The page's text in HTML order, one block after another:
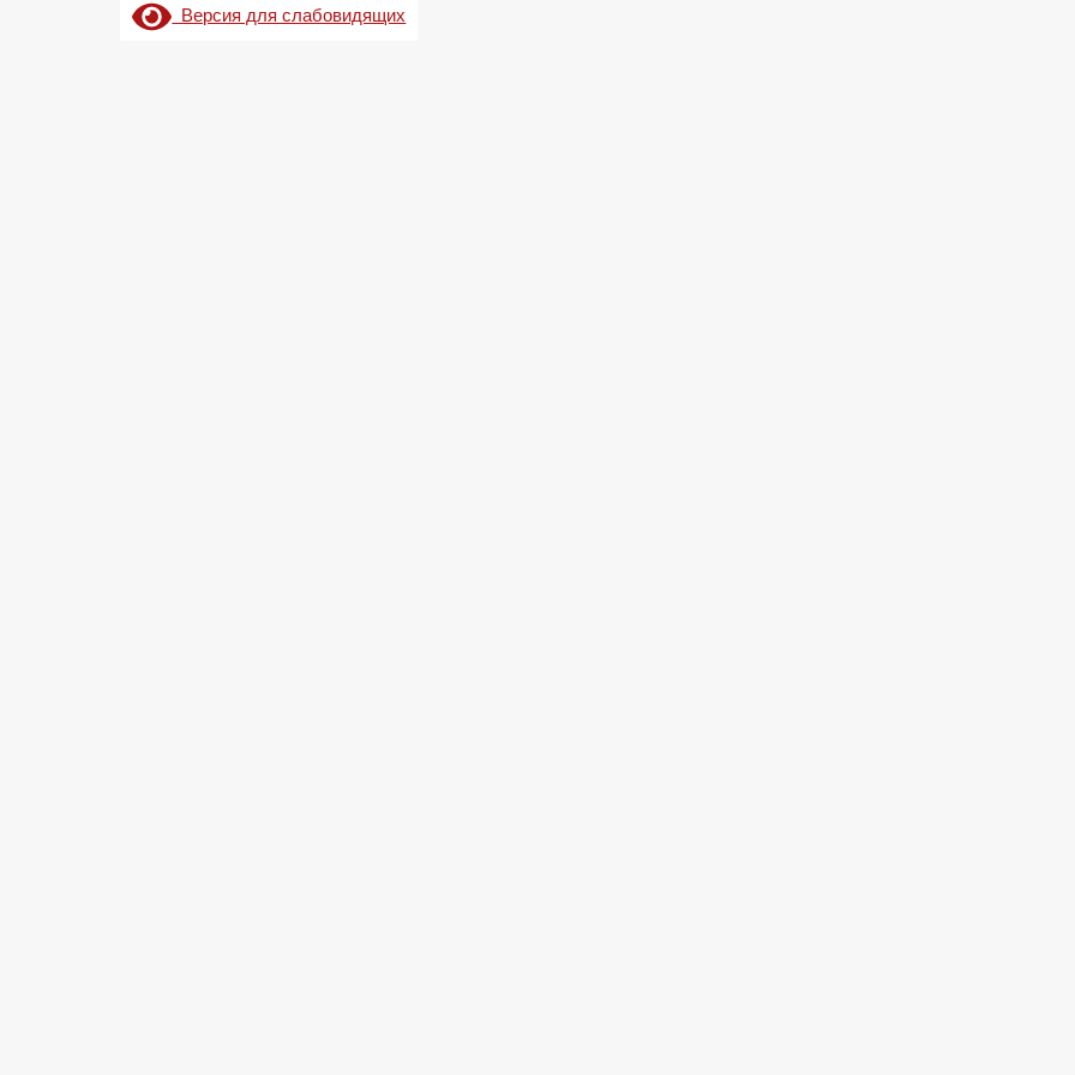
Версия для слабовидящих